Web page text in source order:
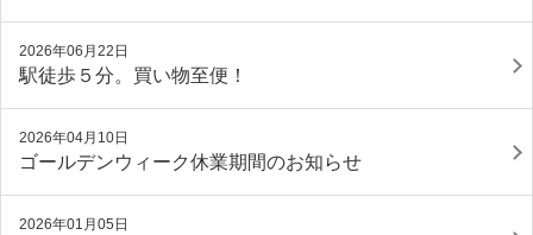
2026年06月22日
駅徒歩５分。買い物至便！
2026年04月10日
ゴールデンウィーク休業期間のお知らせ
2026年01月05日